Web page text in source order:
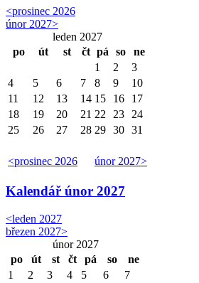
<prosinec 2026
únor 2027>
leden 2027
po
út st čt pá so ne
<prosinec 2026 únor 2027>
1 2
3
4
5 6 7 8 9
10
11
12 13 14 15 16
17
18
19 20 21 22 23
24
25
26 27 28 29 30 31
Kalendář únor 2027
<leden 2027
březen 2027>
únor 2027
po
út st čt pá so ne
1 2 3 4 5 6
7